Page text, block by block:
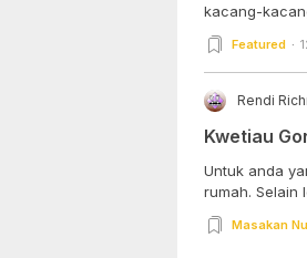
kacang-
Featured
Rendi
Kwetiau
Untuk anda
rumah. Selain
Masakan